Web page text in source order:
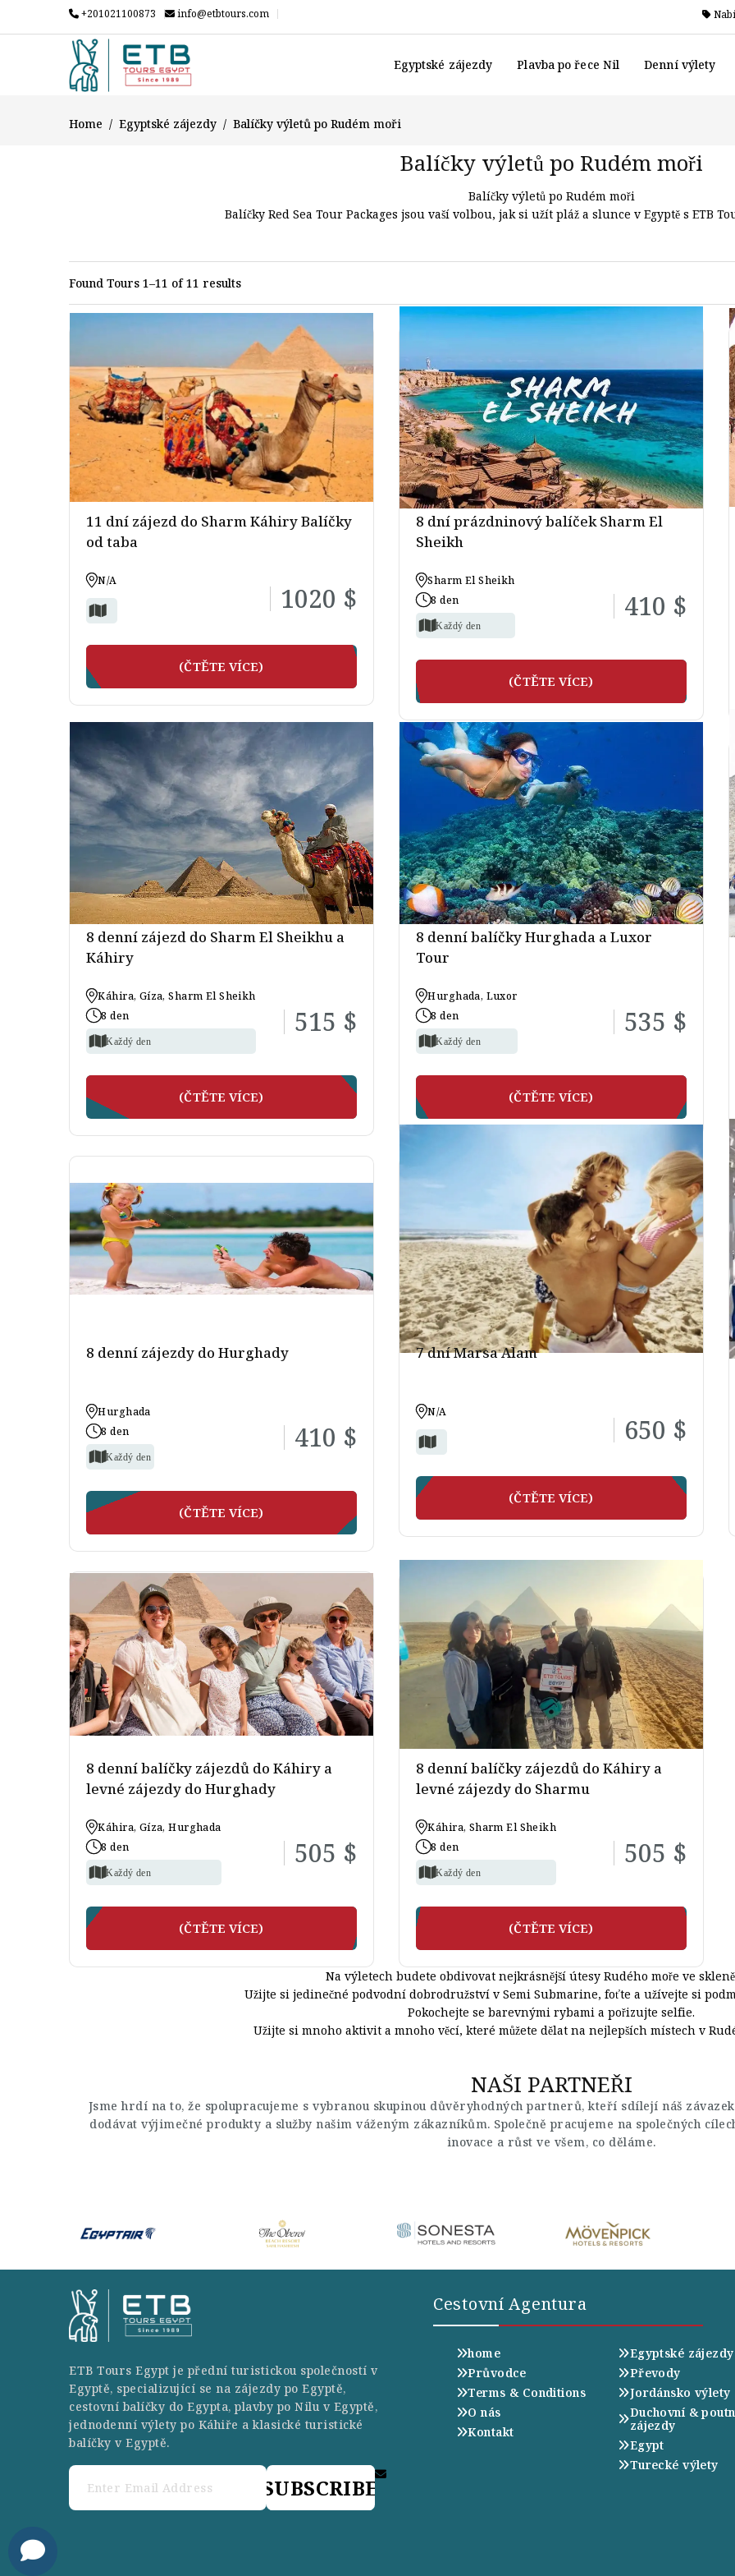
+201021100873 info@etbtours.com
Egyptské zájezdy Plavba po řece Nil Denní výlety
Home Egyptské zájezdy Balíčky výletů po Rudém moři
Balíčky výletů po Rudém moři
Balíčky výletů po Rudém moři
Balíčky Red Sea Tour Packages jsou vaší volbou, jak si užít pláž a slunce v Egyptě s ETB
Found Tours 1–11 of 11 results
11 dní zájezd do Sharm Káhiry Balíčky
od taba
N/A
1020 $
(ČTĚTE VÍCE)
8 dní prázdninový balíček Sharm El
Sheikh
Sharm El Sheikh
8 den
Každý den
410 $
(ČTĚTE VÍCE)
8 denní zájezd do Sharm El Sheikhu a
Káhiry
Káhira, Gíza, Sharm El Sheikh
8 den
Každý den
515 $
(ČTĚTE VÍCE)
8 denní balíčky Hurghada a Luxor
Tour
Hurghada, Luxor
8 den
Každý den
535 $
(ČTĚTE VÍCE)
8 denní zájezdy do Hurghady
Hurghada
8 den
Každý den
410 $
(ČTĚTE VÍCE)
7 dní Marsa Alam
N/A
650 $
(ČTĚTE VÍCE)
8 denní balíčky zájezdů do Káhiry a
levné zájezdy do Hurghady
Káhira, Gíza, Hurghada
8 den
Každý den
505 $
(ČTĚTE VÍCE)
8 denní balíčky zájezdů do Káhiry a
levné zájezdy do Sharmu
Káhira, Sharm El Sheikh
8 den
Každý den
505 $
(ČTĚTE VÍCE)
Na výletech budete obdivovat nejkrásnější útesy Rudého moře ve
Užijte si jedinečné podvodní dobrodružství v Semi Submarine, foťte a užívejte si
Pokochejte se barevnými rybami a pořizujte selfie.
Užijte si mnoho aktivit a mnoho věcí, které můžete dělat na nejlepších místech v
NAŠI PARTNEŘI
Jsme hrdí na to, že spolupracujeme s vybranou skupinou důvěryhodných partnerů, kteří sdílejí náš
dodávat výjimečné produkty a služby našim váženým zákazníkům. Společně pracujeme na společných
inovace a růst ve všem, co děláme.
ETB Tours Egypt je přední turistickou společností v
Egyptě, specializující se na zájezdy po Egyptě,
cestovní balíčky do Egypta, plavby po Nilu v Egyptě,
jednodenní výlety po Káhiře a klasické turistické
balíčky v Egyptě.
SUBSCRIBE
Cestovní Agentura
home
Průvodce
Terms & Conditions
O nás
Kontakt
Egyptské zájezdy
Převody
Jordánsko výlety
Duchovní &
zájezdy
Egypt
Turecké výlety